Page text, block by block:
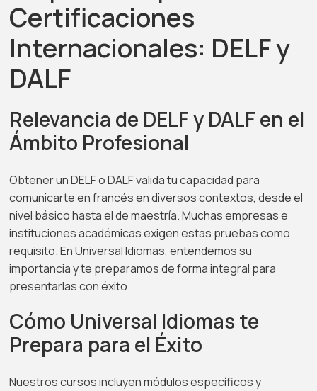
Certificaciones
Internacionales: DELF y
DALF
Relevancia de DELF y DALF en el
Ámbito Profesional
Obtener un DELF o DALF valida tu capacidad para
comunicarte en francés en diversos contextos, desde el
nivel básico hasta el de maestría. Muchas empresas e
instituciones académicas exigen estas pruebas como
requisito. En Universal Idiomas, entendemos su
importancia y te preparamos de forma integral para
presentarlas con éxito.
Cómo Universal Idiomas te
Prepara para el Éxito
Nuestros cursos incluyen módulos específicos y